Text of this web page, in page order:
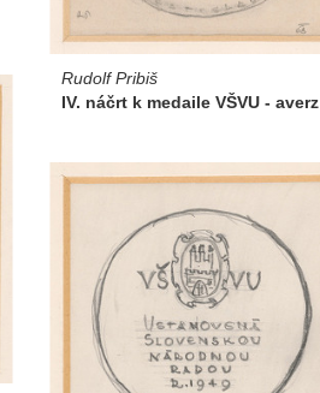
Rudolf Pribiš
IV. náčrt k medaile VŠVU - averz